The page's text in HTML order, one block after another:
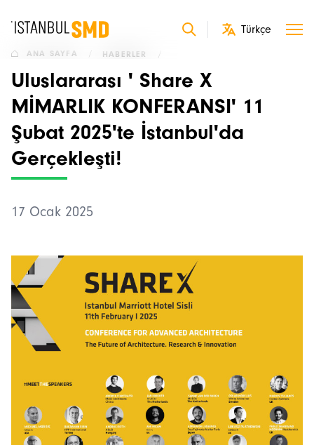
ANA SAYFA HABERLER /
Uluslararası ' Share X
MİMARLIK KONFERANSI' 11
Şubat 2025'te İstanbul'da
Gerçekleşti!
17 Ocak 2025